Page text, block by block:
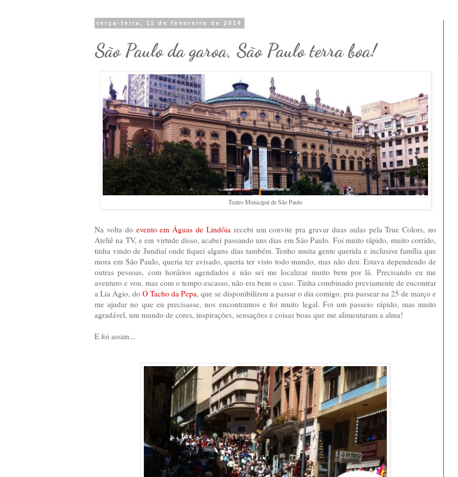
terça-feira, 11 de fevereiro de 2014
São Paulo da garoa, São Paulo terra boa!
Teatro Municipal de São Paulo
Na volta do evento em Águas de Lindóia recebi um convite pra gravar duas aulas pela True Colors, no
Ateliê na TV, e em virtude disso, acabei passando uns dias em São Paulo. Foi muito rápido, muito corrido,
tinha vindo de Jundiaí onde fiquei alguns dias também. Tenho muita gente querida e inclusive família que
mora em São Paulo, queria ter avisado, queria ter visto todo mundo, mas não deu. Estava dependendo de
outras pessoas, com horários agendados e não sei me localizar muito bem por lá. Precisando eu me
aventuro e vou, mas com o tempo escasso, não era bem o caso. Tinha combinado previamente de encontrar
a Lia Agio, do O Tacho da Pepa, que se disponibilizou a passar o dia comigo, pra passear na 25 de março e
me ajudar no que eu precisasse, nos encontramos e foi muito legal. Foi um passeio rápido, mas muito
agradável, um mundo de cores, inspirações, sensações e coisas boas que me alimentaram a alma!
E foi assim...